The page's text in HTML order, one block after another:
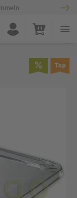
Konto Warenkorb
Top